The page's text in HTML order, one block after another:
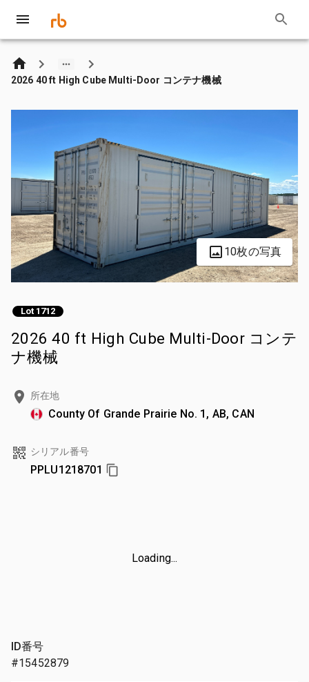
2026 40 ft High Cube Multi-Door コンテナ機械
10枚の写真
Lot 1712
2026 40 ft High Cube Multi-Door コンテ
ナ機械
所在地
County Of Grande Prairie No. 1, AB, CAN
シリアル番号
PPLU1218701
Loading...
ID番号
#15452879